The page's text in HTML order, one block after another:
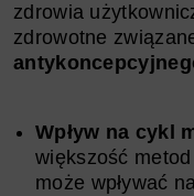
zdrowia
zdrowotne
Wpływ na cykl
większość
może wpływać